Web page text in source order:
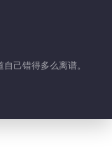
己错得多么离谱。